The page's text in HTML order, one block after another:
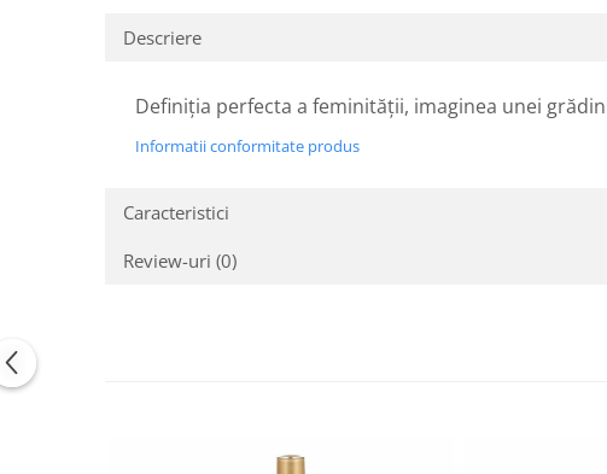
Descriere
Definiția perfecta a feminității, imaginea unei
Informatii conformitate produs
Caracteristici
Review-uri (0)